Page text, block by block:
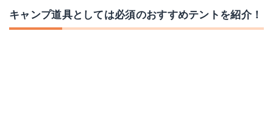
楽天で詳細を見る
キャンプ道具としては必須のおすすめテントを紹介！